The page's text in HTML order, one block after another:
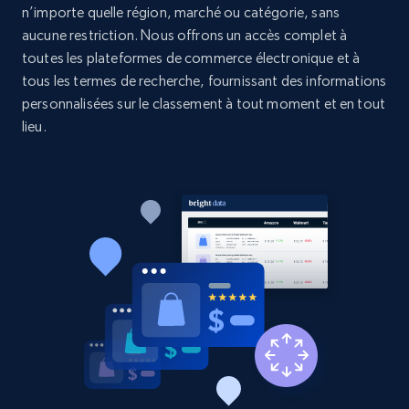
2.1K+ 375+ Commencer
Etsy
price, and more.
1.9K+
Etsy - Collect data on products using
specified keywords
URL, Product id, Listing inventory id, Title, Rating,
n’importe quelle région, marché ou catégorie, sans
aucune restriction. Nous offrons un accès complet à
toutes les plateformes de commerce électronique et à
tous les termes de recherche, fournissant des informations
personnalisées sur le classement à tout moment et en tout
lieu.